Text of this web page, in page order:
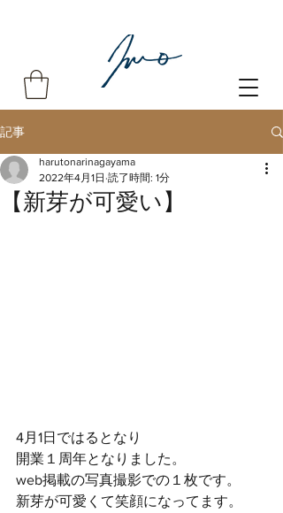
記事
【新芽が可愛い】
harutonarinagayama
2022年4月1日 読了時間: 1分
4月1日ではるとなり
開業１周年となりました。
web掲載の写真撮影での１枚です。
新芽が可愛くて笑顔になってます。